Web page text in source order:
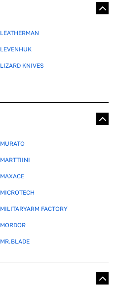
LEATHERMAN
LEVENHUK
LIZARD KNIVES
MURATO
MARTTIINI
MAXACE
MICROTECH
MILITARYARM FACTORY
MORDOR
MR.BLADE